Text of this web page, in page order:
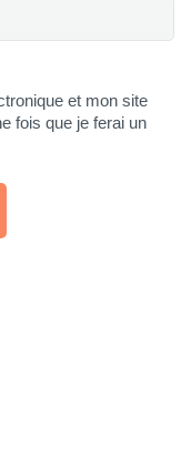
et mon site
fois que je ferai un